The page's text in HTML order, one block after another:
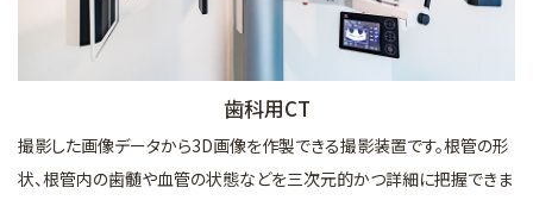
歯科用CT
撮影した画像データから3D画像を作製できる撮影装置です。根管の形
状、根管内の歯髄や血管の状態などを三次元的かつ詳細に把握できま